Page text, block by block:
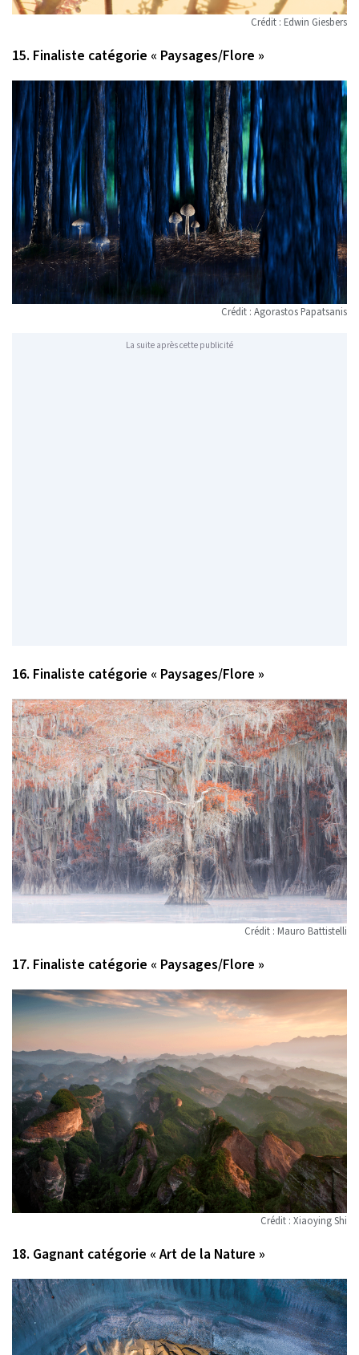
Crédit : Edwin Giesbers
15. Finaliste catégorie « Paysages/Flore »
Crédit : Agorastos Papatsanis
La suite après cette publicité
16. Finaliste catégorie « Paysages/Flore »
Crédit : Mauro Battistelli
17. Finaliste catégorie « Paysages/Flore »
Crédit : Xiaoying Shi
18. Gagnant catégorie « Art de la Nature »